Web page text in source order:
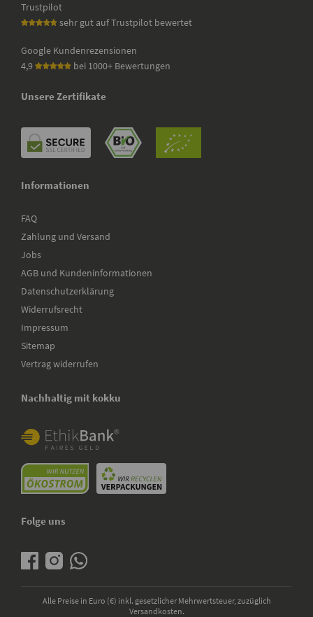
Trustpilot
sehr gut auf Trustpilot bewertet
Google Kundenrezensionen
4,9
bei 1000+ Bewertungen
Unsere Zertifikate
Informationen
FAQ
Zahlung und Versand
Jobs
AGB und Kundeninformationen
Datenschutzerklärung
Widerrufsrecht
Impressum
Sitemap
Vertrag widerrufen
Nachhaltig mit kokku
Folge uns
Alle Preise in Euro (€) inkl. gesetzlicher Mehrwertsteuer, zuzüglich
Versandkosten.